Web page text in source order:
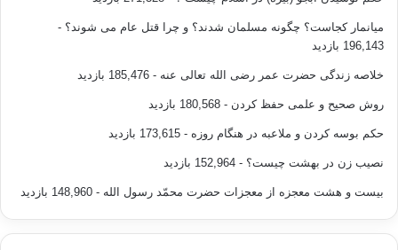
میانمار کجاست؟ چگونه مسلمان شدند؟ و چرا قتل عام می شوند؟ -
196,143 بازدید
خلاصه زندگی حضرت عمر رضی الله تعالی عنه - 185,476 بازدید
روش صحیح و علمی حفظ کردن - 180,568 بازدید
حکم بوسه کردن و ملاعبه در هنگام روزه - 173,615 بازدید
نصیب زن در بهشت چیست؟ - 152,964 بازدید
بیست و هشت معجزه از معجزات حضرت محمّد رسول الله - 148,960 بازدید